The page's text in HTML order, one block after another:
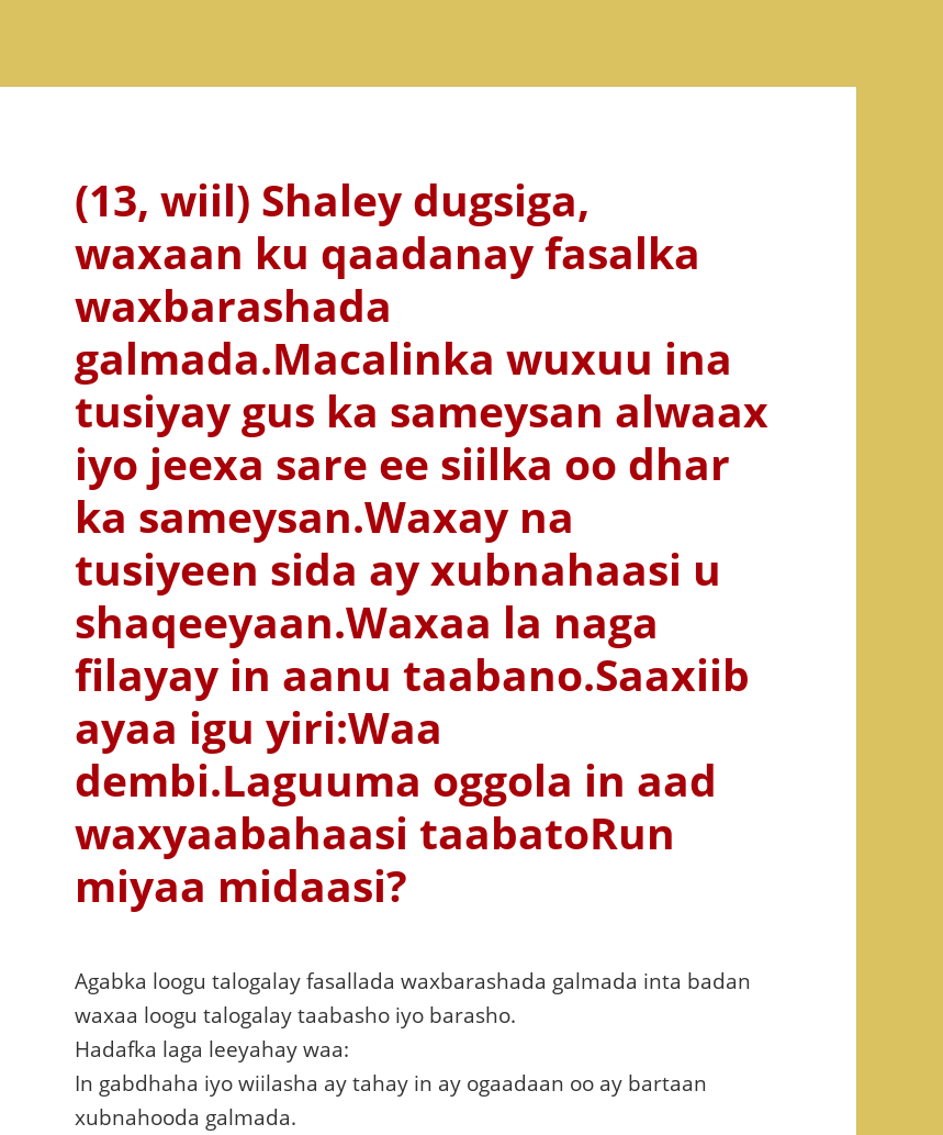
(13, wiil) Shaley dugsiga,
waxaan ku qaadanay fasalka
waxbarashada
galmada.Macalinka wuxuu ina
tusiyay gus ka sameysan alwaax
iyo jeexa sare ee siilka oo dhar
ka sameysan.Waxay na
tusiyeen sida ay xubnahaasi u
shaqeeyaan.Waxaa la naga
filayay in aanu taabano.Saaxiib
ayaa igu yiri:Waa
dembi.Laguuma oggola in aad
waxyaabahaasi taabatoRun
miyaa midaasi?
Agabka loogu talogalay fasallada waxbarashada galmada inta badan
waxaa loogu talogalay taabasho iyo barasho.
Hadafka laga leeyahay waa:
In gabdhaha iyo wiilasha ay tahay in ay ogaadaan oo ay bartaan
xubnahooda galmada.